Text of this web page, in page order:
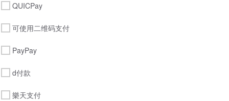
QUICPay
可使用二维码支付
PayPay
d付款
樂天支付